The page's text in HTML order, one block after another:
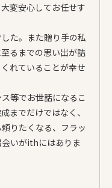
変安心してお任せす
た。また贈り手の私
るまでの思い出が詰
れていることが幸せ
等でお世話になるこ
までだけではなく、
りたくなる、フラッ
いがithにはありま